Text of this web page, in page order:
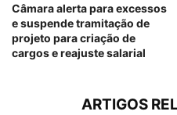
Câmara alerta para excessos
e suspende tramitação de
projeto para criação de
cargos e reajuste salarial
ARTIGOS